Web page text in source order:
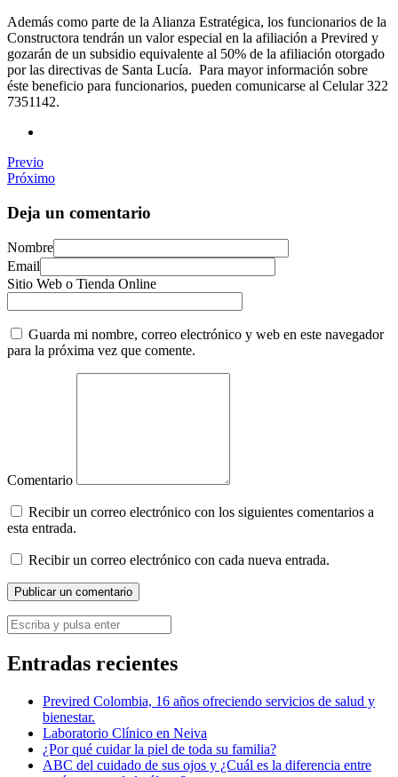
Además como parte de la Alianza Estratégica, los funcionarios de la
Constructora tendrán un valor especial en la afiliación a Previred y
gozarán de un subsidio equivalente al 50% de la afiliación otorgado
por las directivas de Santa Lucía. Para mayor información sobre
éste beneficio para funcionarios, pueden comunicarse al Celular 322
7351142.
Previo
Próximo
Deja un comentario
Nombre
Email
Sitio Web o Tienda Online
Guarda mi nombre, correo electrónico y web en este navegador
para la próxima vez que comente.
Comentario
Recibir un correo electrónico con los siguientes comentarios a
esta entrada.
Recibir un correo electrónico con cada nueva entrada.
Entradas recientes
Previred Colombia, 16 años ofreciendo servicios de salud y
bienestar.
Laboratorio Clínico en Neiva
¿Por qué cuidar la piel de toda su familia?
ABC del cuidado de sus ojos y ¿Cuál es la diferencia entre